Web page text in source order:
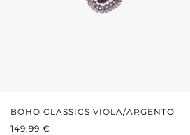
BOHO CLASSICS VIOLA/ARGENTO
PREZZO NORMALE:
149,99 €